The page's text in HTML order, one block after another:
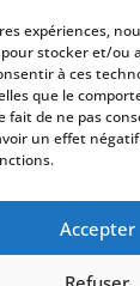
expériences,
stocker et/ou
à ces
que le
fait de ne pas
un effet
Accepter